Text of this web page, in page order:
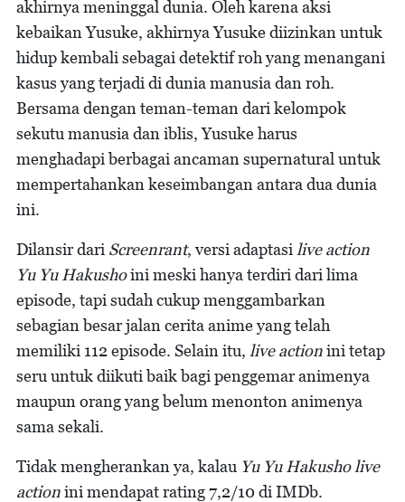
akhirnya meninggal dunia. Oleh karena aksi
kebaikan Yusuke, akhirnya Yusuke diizinkan untuk
hidup kembali sebagai detektif roh yang menangani
kasus yang terjadi di dunia manusia dan roh.
Bersama dengan teman-teman dari kelompok
sekutu manusia dan iblis, Yusuke harus
menghadapi berbagai ancaman supernatural untuk
mempertahankan keseimbangan antara dua dunia
ini.
Dilansir dari Screenrant, versi adaptasi live action
Yu Yu Hakushoini meski hanya terdiri dari lima
episode, tapi sudah cukup menggambarkan
sebagian besar jalan cerita anime yang telah
memiliki 112 episode. Selain itu, live actionini tetap
seru untuk diikuti baik bagi penggemar animenya
maupun orang yang belum menonton animenya
sama sekali.
Tidak mengherankan ya, kalau Yu Yu Hakusho live
actionini mendapat rating 7,2/10 di IMDb.